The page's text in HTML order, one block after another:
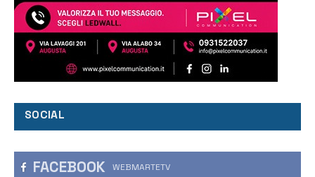
SOCIAL
FACEBOOK WEBMARTETV